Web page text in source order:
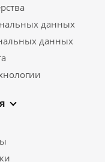
данных
данных